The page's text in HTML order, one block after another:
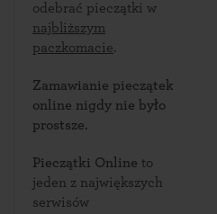
odebrać pieczątki w
najbliższym
paczkomacie.
Zamawianie pieczątek
online nigdy nie było
prostsze.
Pieczątki Online to
jeden z największych
serwisów